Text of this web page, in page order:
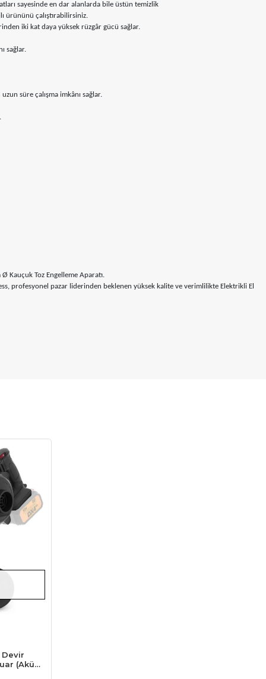
sayesinde en dar alanlarda bile üstün temizlik
ürününü çalıştırabilirsiniz.
iki kat daya yüksek rüzgâr gücü sağlar.
sağlar.
süre çalışma imkânı sağlar.
Kauçuk Toz Engelleme Aparatı.
profesyonel pazar liderinden beklenen yüksek kalite ve verimlilikte Elektrikli El
Devir
(Akü